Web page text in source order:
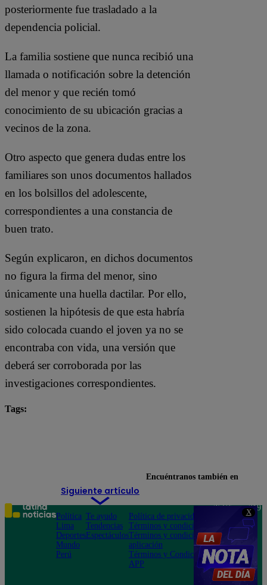
X
posteriormente fue trasladado a la
dependencia policial.
La familia sostiene que nunca recibió una
llamada o notificación sobre la detención
del menor y que recién tomó
conocimiento de su ubicación gracias a
vecinos de la zona.
Otro aspecto que genera dudas entre los
familiares son unos documentos hallados
en los bolsillos del adolescente,
correspondientes a una constancia de
buen trato.
Según explicaron, en dichos documentos
no figura la firma del menor, sino
únicamente una huella dactilar. Por ello,
sostienen la hipótesis de que esta habría
sido colocada cuando el joven ya no se
encontraba con vida, una versión que
deberá ser corroborada por las
investigaciones correspondientes.
Tags:
Siguiente artículo
Encuéntranos también en
Política
Lima
Deportes
Mundo
Perú
Te ayudo
Tendencias
Espectáculos
Política de privacidad
Términos y condiciones
Términos y condiciones
aplicación
Términos y Condiciones
APP
Teléfono: 219
Av. San
Felipe 968
Jesús María